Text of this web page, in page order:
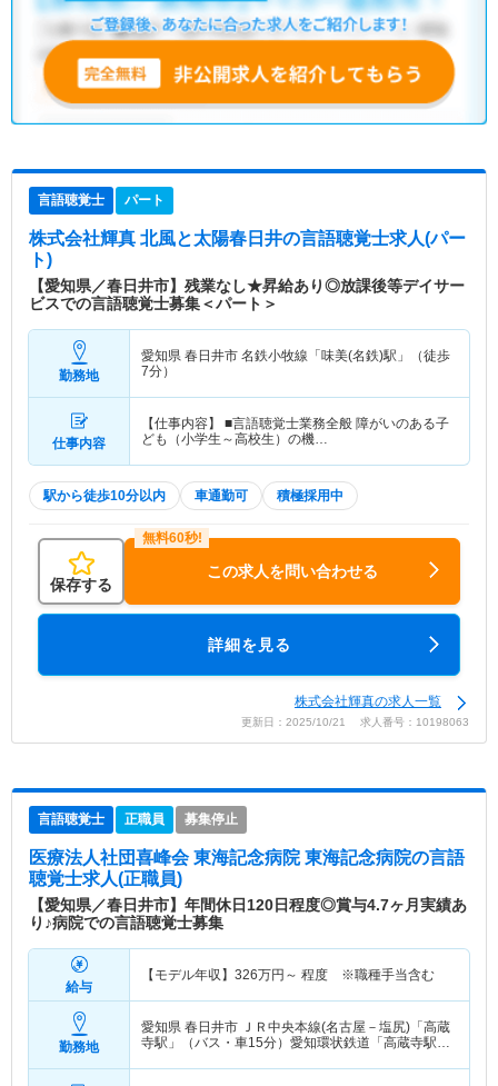
言語聴覚士 パート
株式会社輝真 北風と太陽春日井の言語聴覚士求人(パー
ト)
【愛知県／春日井市】残業なし★昇給あり◎放課後等デイサー
ビスでの言語聴覚士募集＜パート＞
勤務地
愛知県 春日井市 名鉄小牧線「味美(名鉄)駅」（徒歩
7分）
仕事内容
【仕事内容】 ■言語聴覚士業務全般 障がいのある子
ども（小学生～高校生）の機…
駅から徒歩10分以内 車通勤可 積極採用中
保存する
この求人を問い合わせる
詳細を見る
株式会社輝真の求人一覧
更新日：2025/10/21 求人番号：10198063
言語聴覚士 正職員 募集停止
医療法人社団喜峰会 東海記念病院 東海記念病院の言語
聴覚士求人(正職員)
【愛知県／春日井市】年間休日120日程度◎賞与4.7ヶ月実績あ
り♪病院での言語聴覚士募集
給与
【モデル年収】 326万円～ 程度 ※職種手当含む
勤務地
愛知県 春日井市 ＪＲ中央本線(名古屋－塩尻)「高蔵
寺駅」（バス・車15分）愛知環状鉄道「高蔵寺駅」